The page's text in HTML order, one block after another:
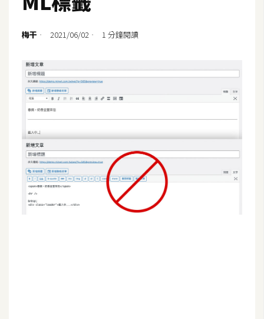
t
P
G
e
m
i
n
i
A
I
生
梅干 2021/06/02 1 分鐘閱讀